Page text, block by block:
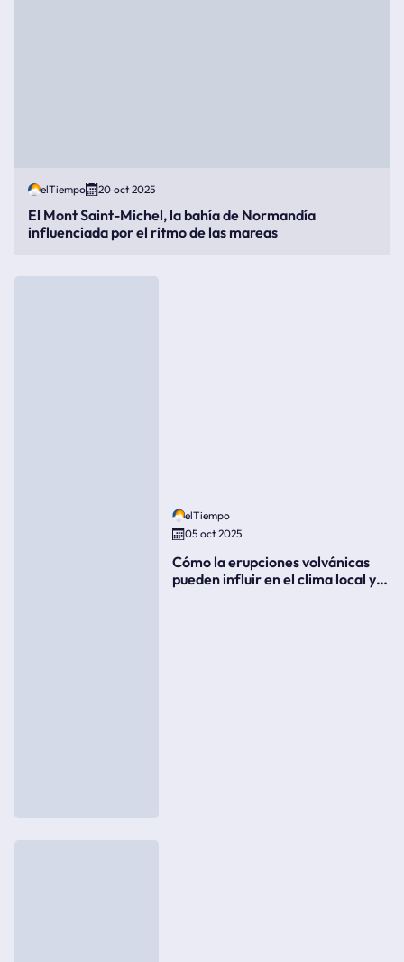
elTiempo 20 oct 2025
El Mont Saint-Michel, la bahía de Normandía
influenciada por el ritmo de las mareas
elTiempo
05 oct 2025
Cómo la erupciones volvánicas
pueden influir en el clima local y